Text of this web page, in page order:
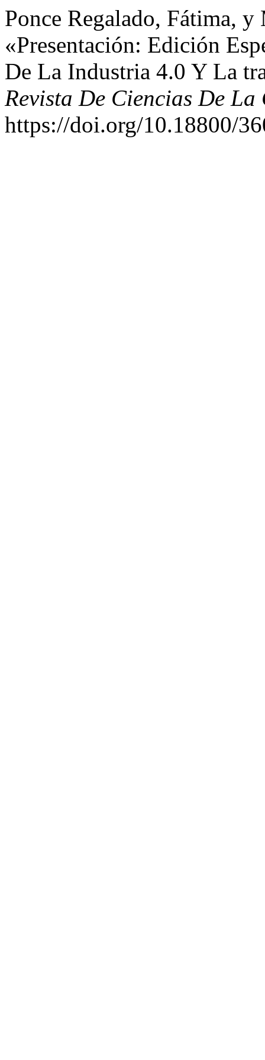
Ponce Regalado, Fátima,
«Presentación: Edición
De La Industria 4.0 Y La
Revista De Ciencias De La
https://doi.org/10.18800/